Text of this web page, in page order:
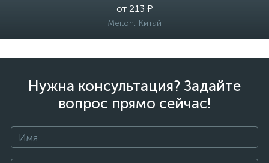
от 213 ₽
Meiton, Китай
Нужна консультация? Задайте
вопрос прямо сейчас!